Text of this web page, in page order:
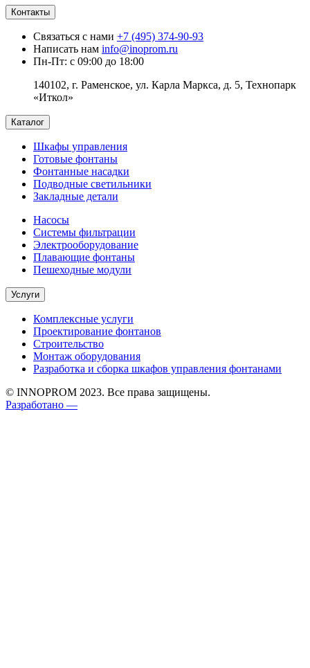
Контакты
Связаться с нами +7 (495) 374-90-93
Написать нам info@inoprom.ru
Пн-Пт: с 09:00 до 18:00
140102, г. Раменское, ул. Карла Маркса, д. 5, Технопарк
«Иткол»
Каталог
Шкафы управления
Готовые фонтаны
Фонтанные насадки
Подводные светильники
Закладные детали
Насосы
Системы фильтрации
Электрооборудование
Плавающие фонтаны
Пешеходные модули
Услуги
Комплексные услуги
Проектирование фонтанов
Строительство
Монтаж оборудования
Разработка и сборка шкафов управления фонтанами
© INNOPROM 2023. Все права защищены.
Разработано —